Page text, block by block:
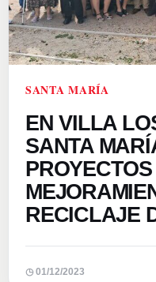
SANTA MARÍA
EN VILLA
SANTA
RECICLAJE
◷ 01/12/2023